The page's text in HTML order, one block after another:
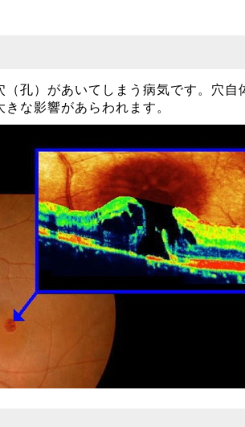
孔）があいてしまう病気です。穴
な影響があらわれます。